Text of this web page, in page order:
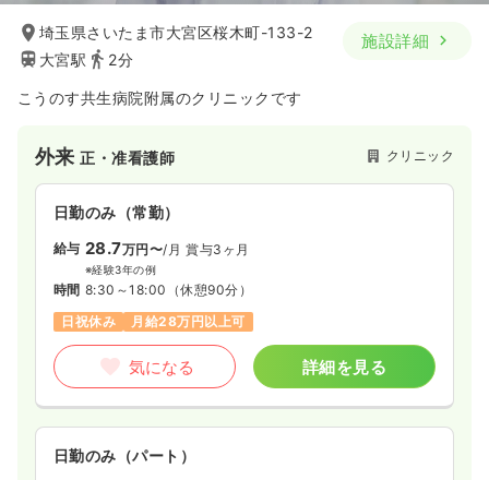
埼玉県さいたま市大宮区桜木町-133-2
大宮駅
2分
施設詳細
こうのす共生病院附属のクリニックです
外来正・准看護師 クリニック
日勤のみ（常勤）
給与 28.7万円〜/月 賞与3ヶ月
※経験3年の例
時間 8:30～18:00 （休憩90分）
日祝休み
月給28万円以上可
気になる 詳細を見る
日勤のみ（パート）